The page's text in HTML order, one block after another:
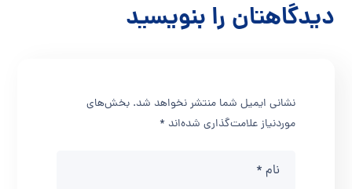
دیدگاهتان را بنویسید
نشانی ایمیل شما منتشر نخواهد شد. بخش‌های
موردنیاز علامت‌گذاری شده‌اند*